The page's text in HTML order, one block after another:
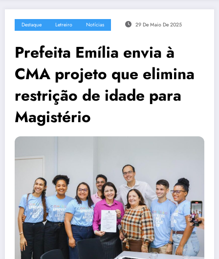
Destaque Letreiro Notícias 29 De Maio De 2025
Prefeita Emília envia à
CMA projeto que elimina
restrição de idade para
Magistério